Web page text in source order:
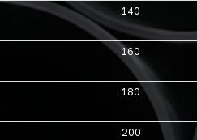
140
160
180
200